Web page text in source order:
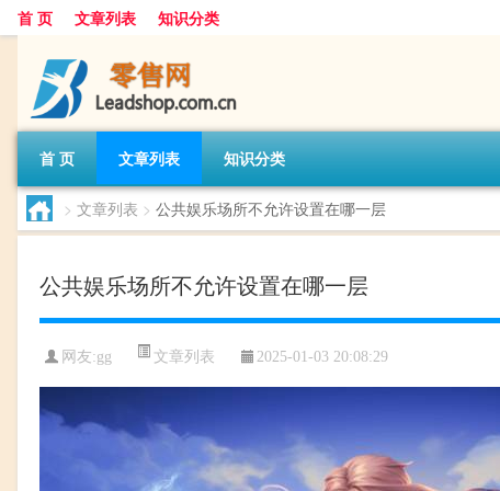
首 页 文章列表 知识分类
首 页 文章列表 知识分类
> 文章列表 > 公共娱乐场所不允许设置在哪一层
公共娱乐场所不允许设置在哪一层
网友:gg 文章列表 2025-01-03 20:08:29